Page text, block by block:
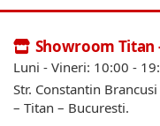
Showroom Titan
Luni - Vineri: 10:00 -
Str. Constantin
– Titan – Bucuresti.